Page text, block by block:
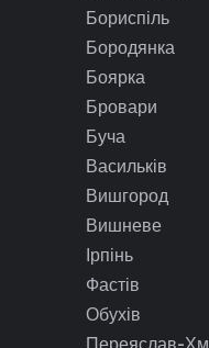
Бориспіль
Бородянка
Боярка
Бровари
Буча
Васильків
Вишгород
Вишневе
Ірпінь
Фастів
Обухів
Переяслав-